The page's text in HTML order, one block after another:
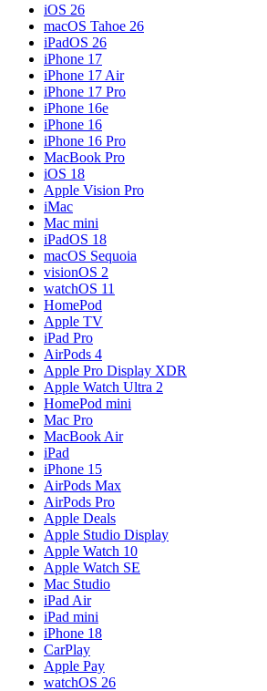
iOS 26
macOS Tahoe 26
iPadOS 26
iPhone 17
iPhone 17 Air
iPhone 17 Pro
iPhone 16e
iPhone 16
iPhone 16 Pro
MacBook Pro
iOS 18
Apple Vision Pro
iMac
Mac mini
iPadOS 18
macOS Sequoia
visionOS 2
watchOS 11
HomePod
Apple TV
iPad Pro
AirPods 4
Apple Pro Display XDR
Apple Watch Ultra 2
HomePod mini
Mac Pro
MacBook Air
iPad
iPhone 15
AirPods Max
AirPods Pro
Apple Deals
Apple Studio Display
Apple Watch 10
Apple Watch SE
Mac Studio
iPad Air
iPad mini
iPhone 18
CarPlay
Apple Pay
watchOS 26